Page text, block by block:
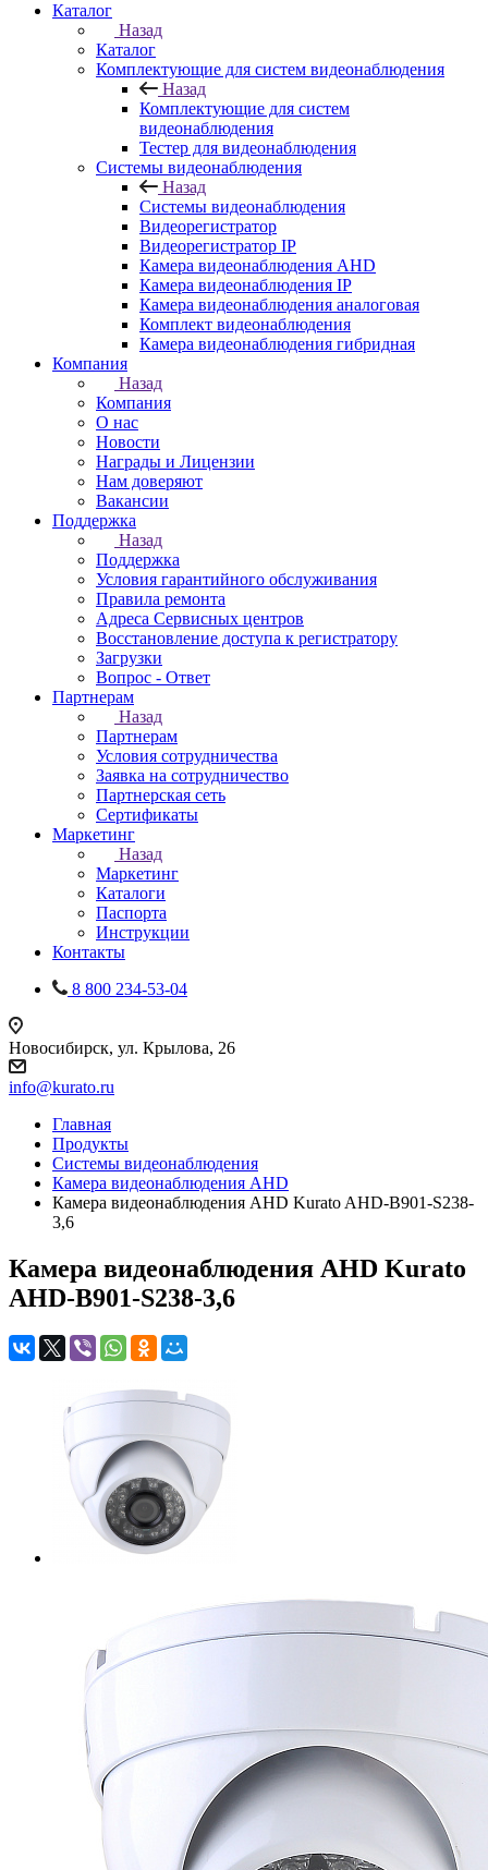
Каталог
Назад
Каталог
Комплектующие для систем видеонаблюдения
Назад
Комплектующие для систем
видеонаблюдения
Тестер для видеонаблюдения
Системы видеонаблюдения
Назад
Системы видеонаблюдения
Видеорегистратор
Видеорегистратор IP
Камера видеонаблюдения AHD
Камера видеонаблюдения IP
Камера видеонаблюдения аналоговая
Комплект видеонаблюдения
Камера видеонаблюдения гибридная
Компания
Назад
Компания
О нас
Новости
Награды и Лицензии
Нам доверяют
Вакансии
Поддержка
Назад
Поддержка
Условия гарантийного обслуживания
Правила ремонта
Адреса Сервисных центров
Восстановление доступа к регистратору
Загрузки
Вопрос - Ответ
Партнерам
Назад
Партнерам
Условия сотрудничества
Заявка на сотрудничество
Партнерская сеть
Сертификаты
Маркетинг
Назад
Маркетинг
Каталоги
Паспорта
Инструкции
Контакты
8 800 234-53-04
Новосибирск, ул. Крылова, 26
info@kurato.ru
Главная
Продукты
Системы видеонаблюдения
Камера видеонаблюдения AHD
Камера видеонаблюдения AHD Kurato AHD-B901-S238-
3,6
Камера видеонаблюдения AHD Kurato
AHD-B901-S238-3,6